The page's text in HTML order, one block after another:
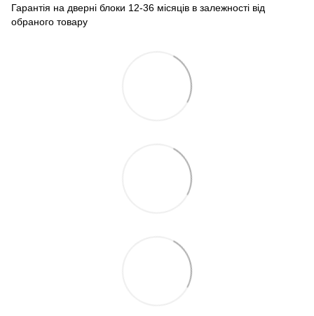
Гарантія на дверні блоки 12-36 місяців в залежності від
обраного товару